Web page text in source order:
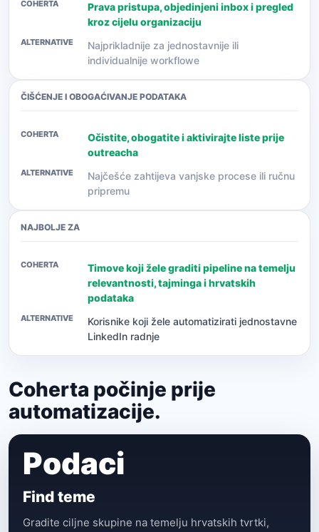
Prava pristupa, objedinjeni inbox i pregled
kroz cijelu organizaciju
Najprikladnije za jednostavnije ili
individualnije workflowe
ČIŠĆENJE I OBOGAĆIVANJE PODATAKA
Očistite, obogatite i aktivirajte liste prije
outreacha
Najčešće zahtijeva vanjske procese ili ručnu
pripremu
NAJBOLJE ZA
Timove koji žele graditi pipeline na temelju
relevantnosti, tajminga i hrvatskih
podataka
Korisnike koji žele automatizirati jednostavne
LinkedIn radnje
Coherta počinje prije
automatizacije.
Podaci
Find teme
Gradite ciljne skupine na temelju hrvatskih tvrtki,